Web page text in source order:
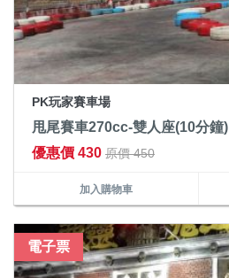
PK玩家賽車場
甩尾賽車270cc-雙人座(10分鐘)
優惠價 430 原價 450
加入購物車
電子票